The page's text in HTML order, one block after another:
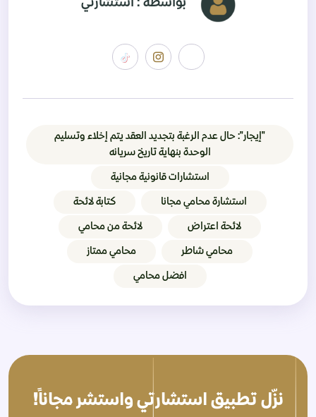
بواسطة : استشارتي
"إيجار": حال عدم الرغبة بتجديد العقد يتم إخلاء وتسليم
الوحدة بنهاية تاريخ سريانه
استشارات قانونية مجانية
استشارة محامي مجانا كتابة لائحة
لائحة اعتراض لائحة من محامي
محامي شاطر محامي ممتاز
افضل محامي
نزّل تطبيق استشارتي واستشر مجاناً!